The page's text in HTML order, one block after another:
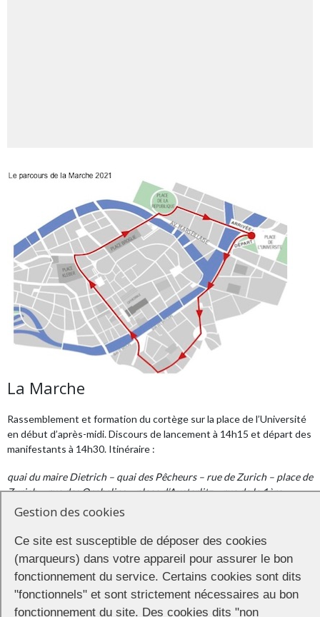
La Marche
Rassemblement et formation du cortège sur la place de l’Université
en début d’après-midi. Discours de lancement à 14h15 et départ des
manifestants à 14h30. Itinéraire :
quai du maire Dietrich – quai des Pêcheurs – rue de Zurich – place de
Zurich – rue des Orphelins – place d’Austerlitz – rue de la 1ère
Armée – rue des Bouchers – pont du Corbeau – rue du Marché aux
Mésange – place Broglie – place de la République – avenue de la
Liberté
et retour sur la place de l’Université.
Les membres du collectifCollages Lesbiens Strasbourg, ainsi que
Gestion des cookies
Ce site est susceptible de déposer des cookies
(marqueurs) dans votre appareil pour assurer le bon
fonctionnement du service. Certains cookies sont dits
"fonctionnels" et sont strictement nécessaires au bon
fonctionnement du site. Des cookies dits "non